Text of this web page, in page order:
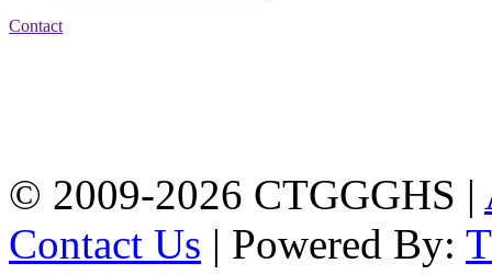
Contact
© 2009-2026 CTGGGHS |
Contact Us | Powered By: